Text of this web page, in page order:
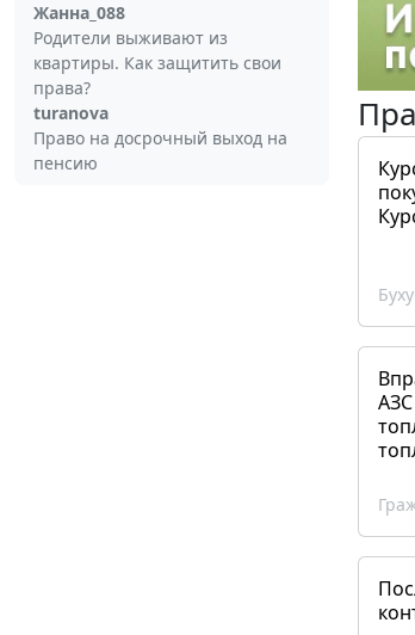
Жанна_088
Родители выживают из
квартиры. Как защитить свои
права?
turanova
Право на досрочный выход на
пенсию